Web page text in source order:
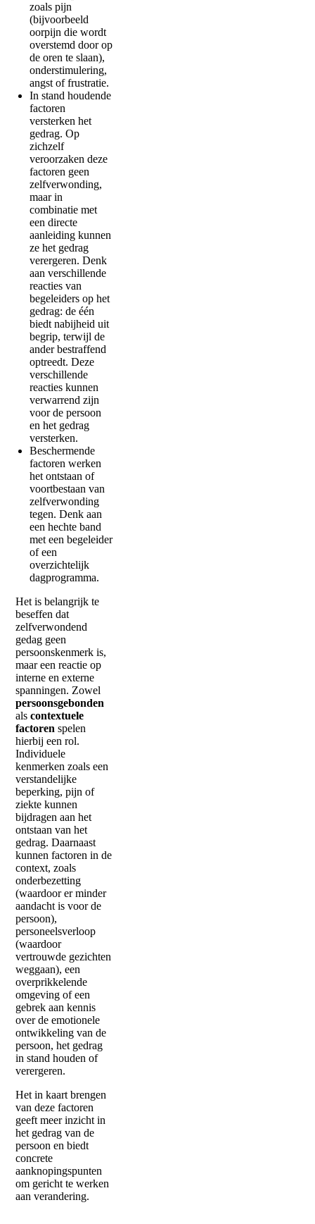
zoals pijn
(bijvoorbeeld
oorpijn die wordt
overstemd door op
de oren te slaan),
onderstimulering,
angst of frustratie.
In stand houdende
factoren
versterken het
gedrag. Op
zichzelf
veroorzaken deze
factoren geen
zelfverwonding,
maar in
combinatie met
een directe
aanleiding kunnen
ze het gedrag
verergeren. Denk
aan verschillende
reacties van
begeleiders op het
gedrag: de één
biedt nabijheid uit
begrip, terwijl de
ander bestraffend
optreedt. Deze
verschillende
reacties kunnen
verwarrend zijn
voor de persoon
en het gedrag
versterken.
Beschermende
factoren werken
het ontstaan of
voortbestaan van
zelfverwonding
tegen. Denk aan
een hechte band
met een begeleider
of een
overzichtelijk
dagprogramma.
Het is belangrijk te
beseffen dat
zelfverwondend
gedag geen
persoonskenmerk is,
maar een reactie op
interne en externe
spanningen. Zowel
persoonsgebonden
alscontextuele
factoren spelen
hierbij een rol.
Individuele
kenmerken zoals een
verstandelijke
beperking, pijn of
ziekte kunnen
bijdragen aan het
ontstaan van het
gedrag. Daarnaast
kunnen factoren in de
context, zoals
onderbezetting
(waardoor er minder
aandacht is voor de
persoon),
personeelsverloop
(waardoor
vertrouwde gezichten
weggaan), een
overprikkelende
omgeving of een
gebrek aan kennis
over de emotionele
ontwikkeling van de
persoon, het gedrag
in stand houden of
verergeren.
Het in kaart brengen
van deze factoren
geeft meer inzicht in
het gedrag van de
persoon en biedt
concrete
aanknopingspunten
om gericht te werken
aan verandering.